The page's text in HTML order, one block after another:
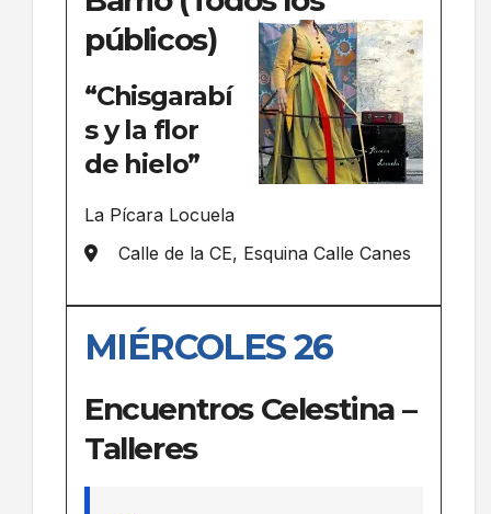
públicos)
“Chisgarabí
s y la flor
de hielo”
La Pícara Locuela
Calle de la CE, Esquina Calle Canes
MIÉRCOLES 26
Encuentros Celestina –
Talleres